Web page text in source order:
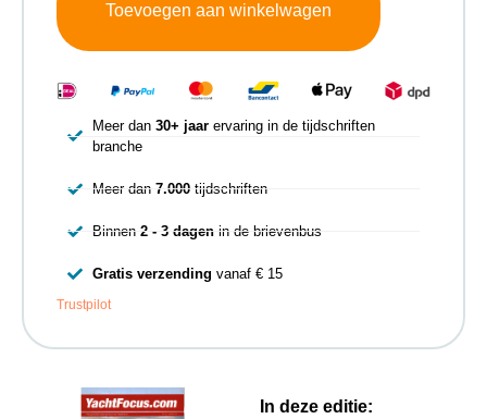
In deze editie:
Toevoegen aan winkelwagen
Meer dan 30+ jaarervaring in de tijdschriften
branche
Meer dan 7.000tijdschriften
Binnen 2 - 3 dagenin de brievenbus
Gratis verzending vanaf € 15
Trustpilot